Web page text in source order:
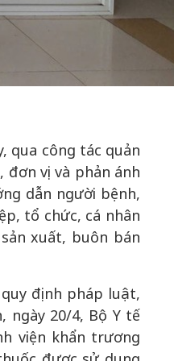
qua công tác quản
đơn vị và phản ánh
dẫn người bệnh,
tổ chức, cá nhân
xuất, buôn bán
định pháp luật,
ngày 20/4, Bộ Y tế
viện khẩn trương
hóa,
kiến
kiến
mới
nguồn nội lực
định hình vị
tạo | Kỳ 3:
quốc tế bằng
Việt Nam